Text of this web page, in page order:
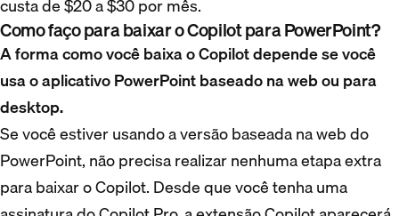
custa de $20 a $30 por mês.
Como faço para baixar o Copilot para PowerPoint?
A forma como você baixa o Copilot depende se você
usa o aplicativo PowerPoint baseado na web ou para
desktop.
Se você estiver usando a versão baseada na web do
PowerPoint, não precisa realizar nenhuma etapa extra
para baixar o Copilot. Desde que você tenha uma